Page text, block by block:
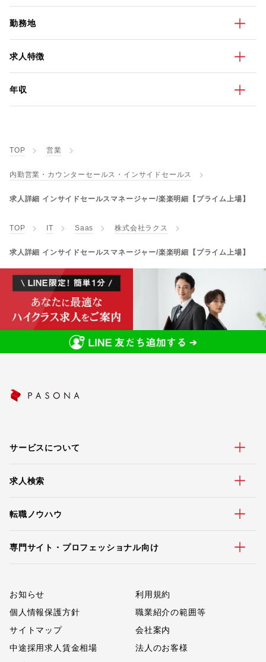
勤務地
求人特徴
年収
TOP 営業
内勤営業・カウンターセールス・インサイドセールス
求人詳細 インサイドセールスマネージャー/楽楽明細【プライム上場】
TOP IT Saas 株式会社ラクス
求人詳細 インサイドセールスマネージャー/楽楽明細【プライム上場】
サービスについて
求人検索
転職ノウハウ
専門サイト・プロフェッショナル向け
お知らせ
利用規約
個人情報保護方針
職業紹介の範囲等
サイトマップ
会社案内
中途採用求人賃金相場
法人のお客様